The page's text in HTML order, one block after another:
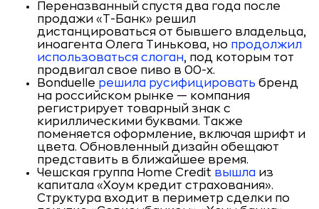
Переназванный спустя два года после
продажи «Т-Банк» решил
дистанцироваться от бывшего владельца,
иноагента Олега Тинькова, но продолжил
использоваться слоган, под которым тот
продвигал свое пиво в 00-х.
Bonduelle решила русифицировать бренд
на российском рынке — компания
регистрирует товарный знак с
кириллическими буквами. Также
поменяется оформление, включая шрифт и
цвета. Обновленный дизайн обещают
представить в ближайшее время.
Чешская группа Home Credit вышла из
капитала «Хоум кредит страхования».
Структура входит в периметр сделки по